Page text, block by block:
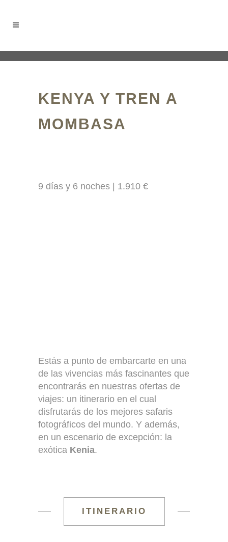
KENYA Y TREN A
MOMBASA
9 días y 6 noches | 1.910 €
Estás a punto de embarcarte en una
de las vivencias más fascinantes que
encontrarás en nuestras ofertas de
viajes: un itinerario en el cual
disfrutarás de los mejores safaris
fotográficos del mundo. Y además,
en un escenario de excepción: la
exótica Kenia.
ITINERARIO